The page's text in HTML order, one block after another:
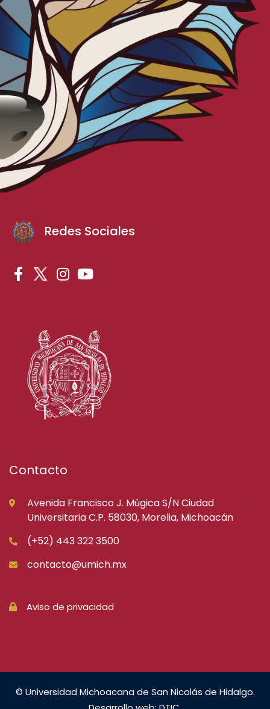
Redes Sociales
Contacto
Avenida Francisco J. Múgica S/N Ciudad
Universitaria C.P. 58030, Morelia, Michoacán
(+52) 443 322 3500
contacto@umich.mx
Aviso de privacidad
© Universidad Michoacana de San Nicolás de Hidalgo.